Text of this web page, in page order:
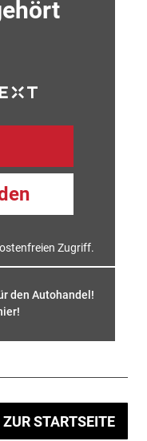
Zugriff.
den Autohandel!
!
ZUR STARTSEITE